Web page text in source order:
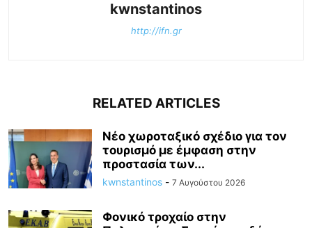
kwnstantinos
http://ifn.gr
RELATED ARTICLES
Νέο χωροταξικό σχέδιο για τον
τουρισμό με έμφαση στην
προστασία των...
kwnstantinos - 7 Αυγούστου 2026
Φονικό τροχαίο στην